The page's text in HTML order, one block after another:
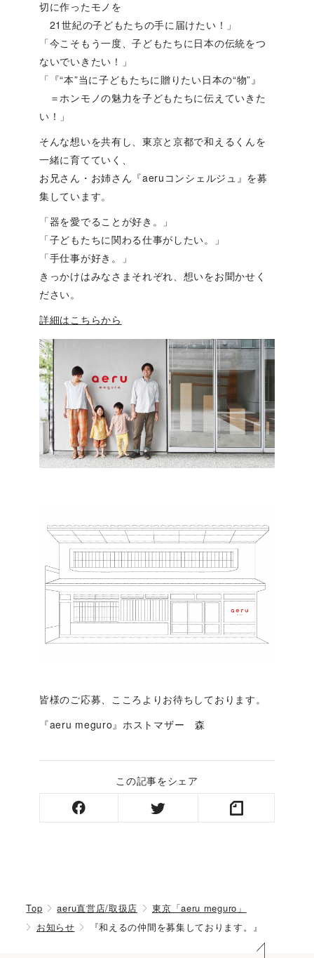
切に作ったモノを
21世紀の子どもたちの手に届けたい！」
「今こそもう一度、子どもたちに日本の伝統をつ
ないでいきたい！」
「『“本”当に子どもたちに贈りたい日本の“物”』
＝ホンモノの魅力を子どもたちに伝えていきた
い！」
そんな想いを共有し、東京と京都で和えるくんを
一緒に育てていく、
お兄さん・お姉さん『aeruコンシェルジュ』を募
集しています。
「器を愛でることが好き。」
「子どもたちに関わる仕事がしたい。」
「手仕事が好き。」
きっかけはみなさまそれぞれ、想いをお聞かせく
ださい。
詳細はこちらから
皆様のご応募、こころよりお待ちしております。
『aeru meguro』ホストマザー 森
この記事をシェア
Top aeru直営店/取扱店
東京「aeru meguro」
お知らせ
『和えるの仲間を募集しております。』